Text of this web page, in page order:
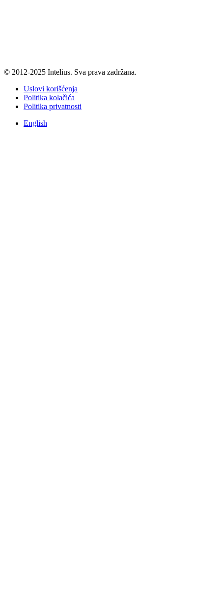
© 2012-2025 Intelius. Sva prava zadržana.
Uslovi korišćenja
Politika kolačića
Politika privatnosti
English